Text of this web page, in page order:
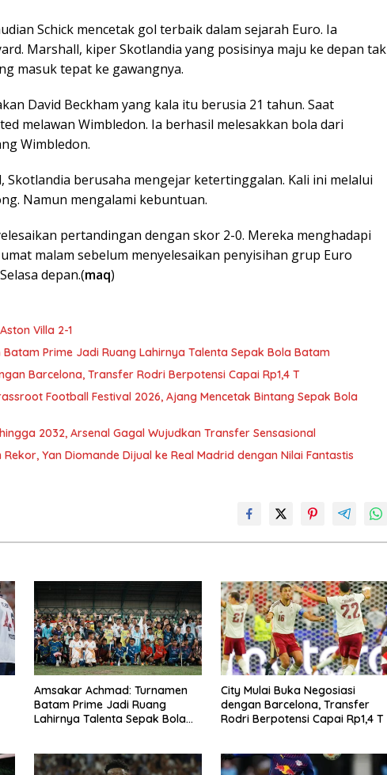
Schick mencetak gol terbaik dalam sejarah Euro. Ia
Marshall, kiper Skotlandia yang posisinya maju ke depan tak
masuk tepat ke gawangnya.
David Beckham yang kala itu berusia 21 tahun. Saat
melawan Wimbledon. Ia berhasil melesakkan bola dari
Wimbledon.
Skotlandia berusaha mengejar ketertinggalan. Kali ini melalui
Namun mengalami kebuntuan.
pertandingan dengan skor 2-0. Mereka menghadapi
malam sebelum menyelesaikan penyisihan grup Euro
depan.(maq)
Villa 2-1
Prime Jadi Ruang Lahirnya Talenta Sepak Bola Batam
Barcelona, Transfer Rodri Berpotensi Capai Rp1,4 T
Football Festival 2026, Ajang Mencetak Bintang Sepak Bola
2032, Arsenal Gagal Wujudkan Transfer Sensasional
Rekor, Yan Diomande Dijual ke Real Madrid dengan Nilai Fantastis
Amsakar Achmad: Turnamen
Batam Prime Jadi Ruang
Lahirnya Talenta Sepak Bola
City Mulai Buka Negosiasi
dengan Barcelona, Transfer
Rodri Berpotensi Capai Rp1,4 T